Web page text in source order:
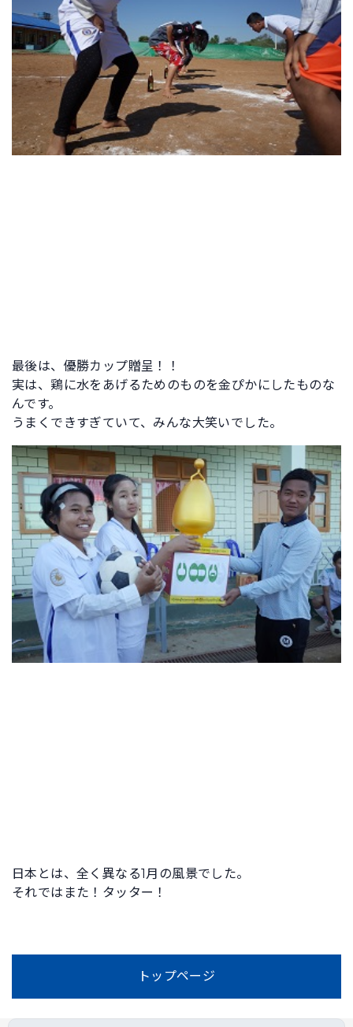
最後は、優勝カップ贈呈！！
実は、鶏に水をあげるためのものを金ぴかにしたものな
んです。
うまくできすぎていて、みんな大笑いでした。
日本とは、全く異なる1月の風景でした。
それではまた！タッター！
トップページ